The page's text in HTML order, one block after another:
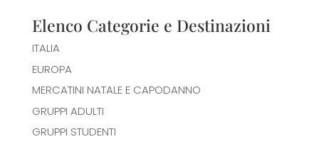
Elenco Categorie e Destinazioni
ITALIA
EUROPA
MERCATINI NATALE E CAPODANNO
GRUPPI ADULTI
GRUPPI STUDENTI